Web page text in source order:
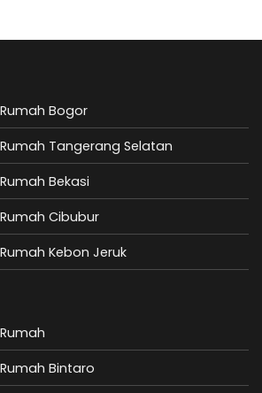
Bogor
Tangerang Selatan
Bekasi
Cibubur
Kebon Jeruk
Bintaro